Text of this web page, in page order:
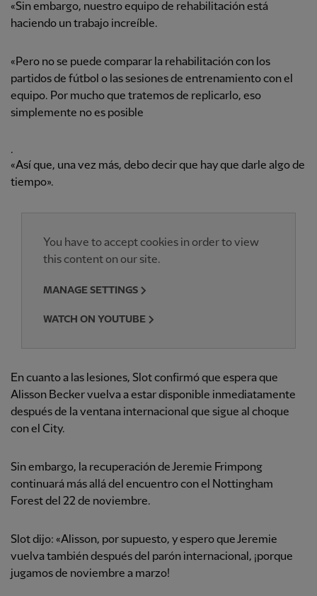
«Sin embargo, nuestro equipo de rehabilitación está
haciendo un trabajo increíble.
«Pero no se puede comparar la rehabilitación con los
partidos de fútbol o las sesiones de entrenamiento con el
equipo. Por mucho que tratemos de replicarlo, eso
simplemente no es posible
.
«Así que, una vez más, debo decir que hay que darle algo de
tiempo».
You have to accept cookies in order to view
this content on our site.
MANAGE SETTINGS
WATCH ON YOUTUBE
En cuanto a las lesiones, Slot confirmó que espera que
Alisson Becker vuelva a estar disponible inmediatamente
después de la ventana internacional que sigue al choque
con el City.
Sin embargo, la recuperación de Jeremie Frimpong
continuará más allá del encuentro con el Nottingham
Forest del 22 de noviembre.
Slot dijo: «Alisson, por supuesto, y espero que Jeremie
vuelva también después del parón internacional, ¡porque
jugamos de noviembre a marzo!